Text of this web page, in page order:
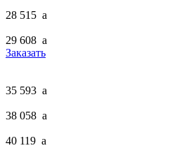
28 515 a
29 608 a
Заказать
35 593 a
38 058 a
40 119 a